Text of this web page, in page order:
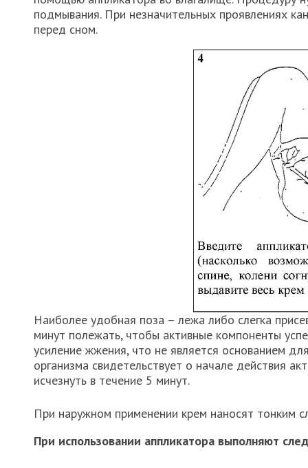
подмывания. При незначительных проявлениях
перед сном.
Наиболее удобная поза – лежа либо слегка
минут полежать, чтобы активные компоненты
усиление жжения, что не является основанием
организма свидетельствует о начале действия
исчезнуть в течение 5 минут.
При наружном применении крем наносят тонким
При использовании аппликатора выполняют